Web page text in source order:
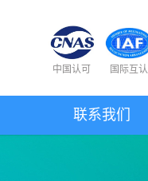
中国认可 国际互认
联系我们